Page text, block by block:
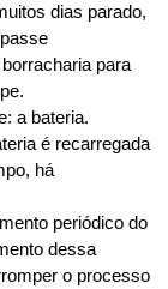
dias parado,
para
a bateria.
é recarregada
há
periódico do
dessa
o processo